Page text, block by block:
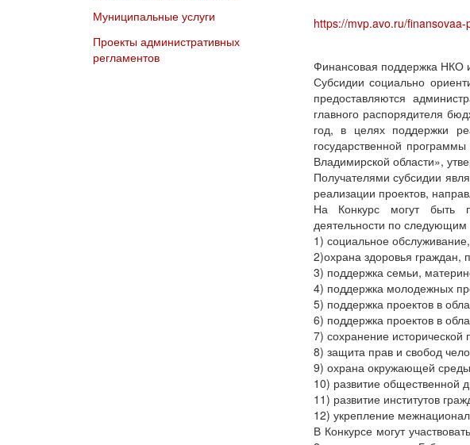
https://mvp.avo.ru/
Финансовая поддержка НКО
Субсидии социально
предоставляются
главного распорядителя
год, в целях поддержки
государственной
Владимирской области»,
Получателями субсидии
реализации проектов,
На Конкурс могут быть
деятельности по
1) социальное
2)охрана здоровья граждан,
3) поддержка семьи,
4) поддержка молодежных
5) поддержка проектов в
6) поддержка проектов в
7) сохранение исторической
8) защита прав и свобод
9) охрана окружающей
10) развитие общественной
11) развитие институтов
12) укрепление
В Конкурсе могут
Муниципальные услуги
Проекты административных
регламентов